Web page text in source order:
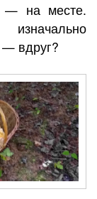
— на месте.
вдруг?